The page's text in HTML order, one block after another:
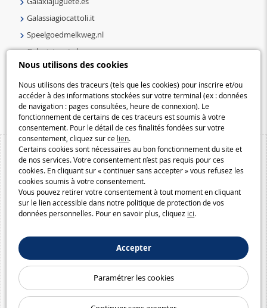
Nous utilisons des cookies
Nous utilisons des traceurs (tels que les cookies) pour inscrire et/ou
accéder à des informations stockées sur votre terminal (ex : données
de navigation : pages consultées, heure de connexion). Le
fonctionnement de certains de ces traceurs est soumis à votre
consentement. Pour le détail de ces finalités fondées sur votre
consentement, cliquez sur ce lien.
Certains cookies sont nécessaires au bon fonctionnement du site et
de nos services. Votre consentement n’est pas requis pour ces
cookies. En cliquant sur « continuer sans accepter » vous refusez les
cookies soumis à votre consentement.
Vous pouvez retirer votre consentement à tout moment en cliquant
sur le lien accessible dans notre politique de protection de vos
données personnelles. Pour en savoir plus, cliquez ici.
Accepter
Paramétrer les cookies
Galassiagiocattoli.it
Speelgoedmelkweg.nl
Galaxiejouets.be
Galaxiespielzeug.be
Speelgoedmelkweg.be
Macway.com